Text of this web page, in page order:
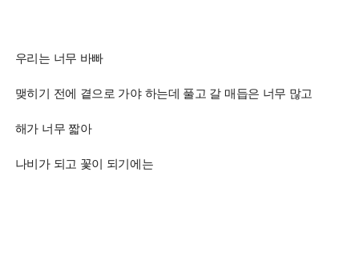
우리는 너무 바빠
맺히기 전에 곁으로 가야 하는데 풀고 갈 매듭은 너무 많고
해가 너무 짧아
나비가 되고 꽃이 되기에는